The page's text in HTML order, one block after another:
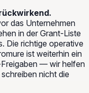
das Unternehmen
in der Grant-Liste
Die richtige operative
ist weiterhin ein
— wir helfen
nicht die